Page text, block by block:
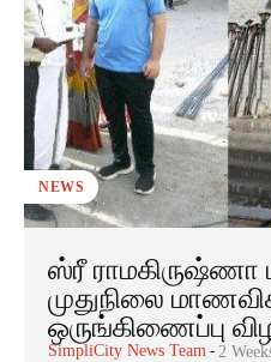
NEWS
ஸ்ரீ ராமகிருஷ்ணா
முதுநிலை
ஒருங்கிணைப்பு
SimpliCity News Team - 2